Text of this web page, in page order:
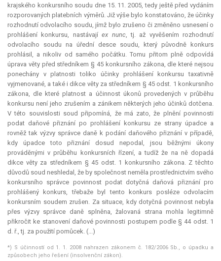
krajského konkursního soudu dne 15. 11. 2005, tedy ještě před vydáním
rozporovaných platebních výměrů. Již výše bylo konstatováno, že účinky
rozhodnutí odvolacího soudu, jímž bylo zrušeno či změněno usnesení o
prohlášení konkursu, nastávajíex nunc, tj. až vyvěšením rozhodnutí
odvolacího soudu na úřední desce soudu, který původně konkurs
prohlásil, a nikoliv od samého počátku. Tomu přitom plně odpovídá
úprava věty před středníkem § 45 konkursního zákona, dle které nejsou
ponechány v platnosti toliko účinky prohlášení konkursu taxativně
vyjmenované, a také i dikce věty za středníkem § 45 odst. 1 konkursního
zákona, dle které platnost a účinnost úkonů provedených v průběhu
konkursu není jeho zrušením a zánikem některých jeho účinků dotčena.
V této souvislosti soud připomíná, že má zato, že plnění povinnosti
podat daňové přiznání po prohlášení konkursu ze strany úpadce a
rovněž tak výzvy správce daně k podání daňového přiznání v případě,
kdy úpadce toto přiznání dosud nepodal, jsou běžnými úkony
prováděnými v průběhu konkursních řízení, a tudíž že na ně dopadá
dikce věty za středníkem § 45 odst. 1 konkursního zákona. Z těchto
důvodů soud neshledal, že by společnost neměla prostřednictvím svého
konkursního správce povinnost podat dotyčná daňová přiznání pro
prohlášený konkurs, třebaže byl tento konkurs posléze odvolacím
konkursním soudem zrušen. Za situace, kdy dotyčná povinnost nebyla
přes výzvy správce daně splněna, žalovaná strana mohla legitimně
přikročit ke stanovení daňové povinnosti postupem podle § 44 odst. 1
d. ř., tj. za použití pomůcek. (...)
*) S účinností od 1. 1. 2008 nahrazen zákonem č. 182/2006 Sb., o úpadku a
způsobech jeho řešení (insolvenční zákon).